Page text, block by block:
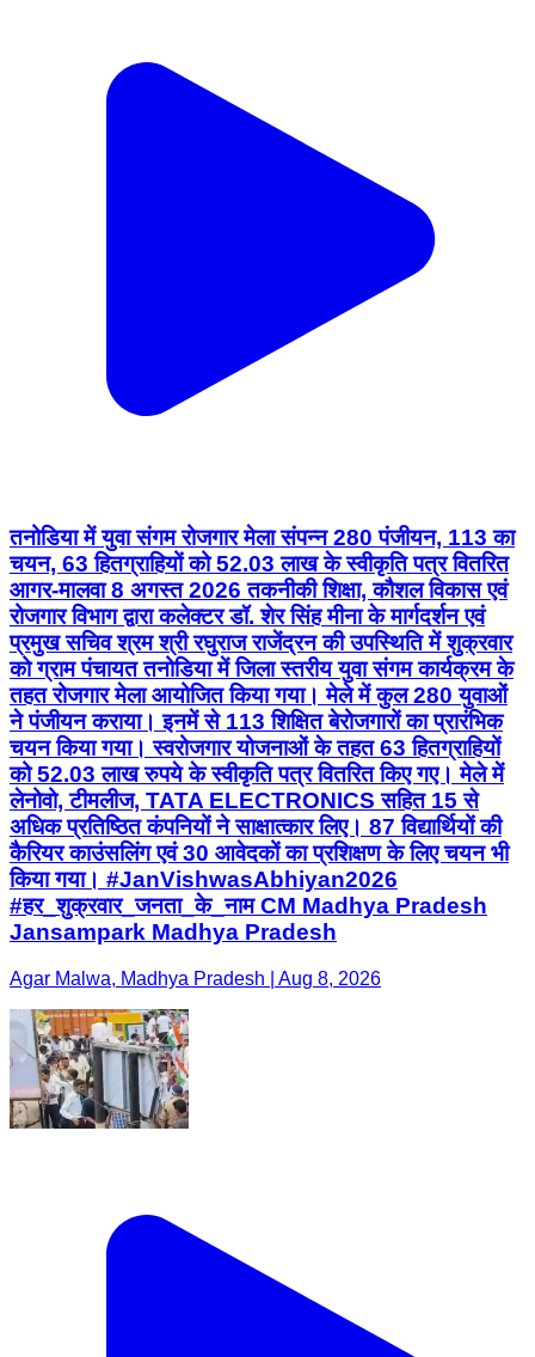
तनोडिया में युवा संगम रोजगार मेला संपन्न 280 पंजीयन, 113 का
चयन, 63 हितग्राहियों को 52.03 लाख के स्वीकृति पत्र वितरित
आगर-मालवा 8 अगस्त 2026 तकनीकी शिक्षा, कौशल विकास एवं
रोजगार विभाग द्वारा कलेक्टर डॉ. शेर सिंह मीना के मार्गदर्शन एवं
प्रमुख सचिव श्रम श्री रघुराज राजेंद्रन की उपस्थिति में शुक्रवार
को ग्राम पंचायत तनोडिया में जिला स्तरीय युवा संगम कार्यक्रम के
तहत रोजगार मेला आयोजित किया गया। मेले में कुल 280 युवाओं
ने पंजीयन कराया। इनमें से 113 शिक्षित बेरोजगारों का प्रारंभिक
चयन किया गया। स्वरोजगार योजनाओं के तहत 63 हितग्राहियों
को 52.03 लाख रुपये के स्वीकृति पत्र वितरित किए गए। मेले में
लेनोवो, टीमलीज, TATA ELECTRONICS सहित 15 से
अधिक प्रतिष्ठित कंपनियों ने साक्षात्कार लिए। 87 विद्यार्थियों की
कैरियर काउंसलिंग एवं 30 आवेदकों का प्रशिक्षण के लिए चयन भी
किया गया। #JanVishwasAbhiyan2026
#हर_शुक्रवार_जनता_के_नाम CM Madhya Pradesh
Jansampark Madhya Pradesh
Agar Malwa, Madhya Pradesh | Aug 8, 2026